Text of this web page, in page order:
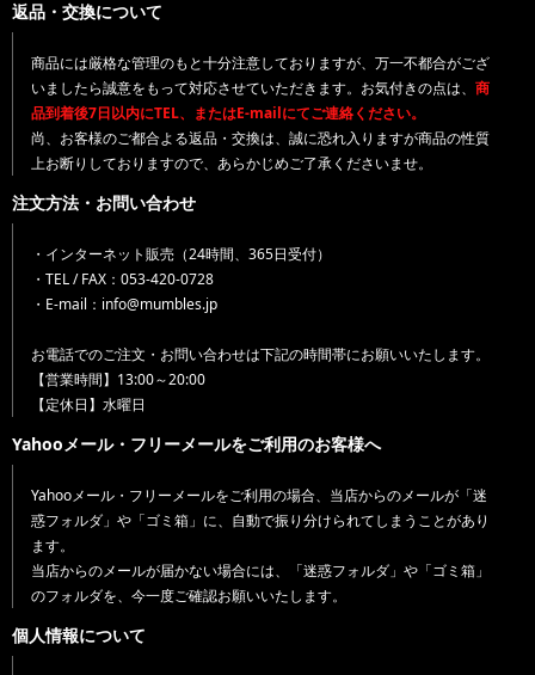
返品・交換について
商品には厳格な管理のもと十分注意しておりますが、万一不都合がござ
いましたら誠意をもって対応させていただきます。お気付きの点は、 商
品到着後7日以内にTEL、またはE-mailにてご連絡ください。
尚、お客様のご都合よる返品・交換は、誠に恐れ入りますが商品の性質
上お断りしておりますので、あらかじめご了承くださいませ。
注文方法・お問い合わせ
・インターネット販売（24時間、365日受付）
・TEL / FAX：053-420-0728
・E-mail：info@mumbles.jp
お電話でのご注文・お問い合わせは下記の時間帯にお願いいたします。
【営業時間】13:00～20:00
【定休日】水曜日
Yahooメール・フリーメールをご利用のお客様へ
Yahooメール・フリーメールをご利用の場合、当店からのメールが「迷
惑フォルダ」や「ゴミ箱」に、自動で振り分けられてしまうことがあり
ます。
当店からのメールが届かない場合には、「迷惑フォルダ」や「ゴミ箱」
のフォルダを、今一度ご確認お願いいたします。
個人情報について